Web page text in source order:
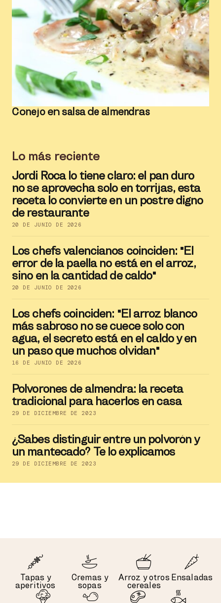
Conejo en salsa de almendras
Lo más reciente
Jordi Roca lo tiene claro: el pan duro
no se aprovecha solo en torrijas, esta
receta lo convierte en un postre digno
de restaurante
20 DE JUNIO DE 2026
Los chefs valencianos coinciden: "El
error de la paella no está en el arroz,
sino en la cantidad de caldo"
20 DE JUNIO DE 2026
Los chefs coinciden: "El arroz blanco
más sabroso no se cuece solo con
agua, el secreto está en el caldo y en
un paso que muchos olvidan"
16 DE JUNIO DE 2026
Polvorones de almendra: la receta
tradicional para hacerlos en casa
29 DE DICIEMBRE DE 2023
¿Sabes distinguir entre un polvorón y
un mantecado? Te lo explicamos
29 DE DICIEMBRE DE 2023
Tapas y
aperitivos
Cremas y
sopas
Arroz y otros
cereales
Ensaladas